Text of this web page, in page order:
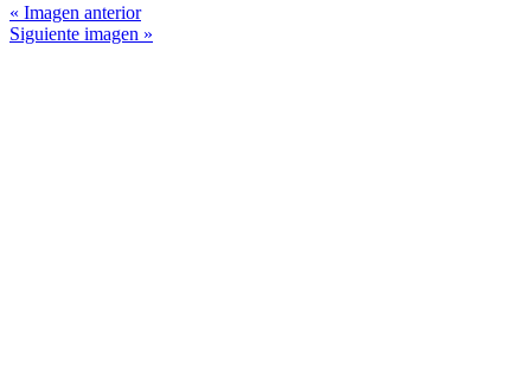
« Imagen anterior
Siguiente imagen »